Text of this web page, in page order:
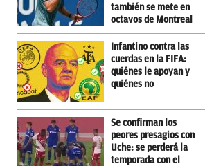
también se mete en
octavos de Montreal
Infantino contra las
cuerdas en la FIFA:
quiénes le apoyan y
quiénes no
Se confirman los
peores presagios con
Uche: se perderá la
temporada con el